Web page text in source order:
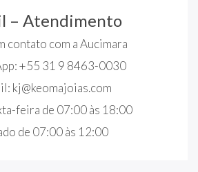
– Atendimento
contato com a Aucimara
+55 31 9 8463-0030
kj@keomajoias.com
feira de 07:00 às 18:00
de 07:00 às 12:00